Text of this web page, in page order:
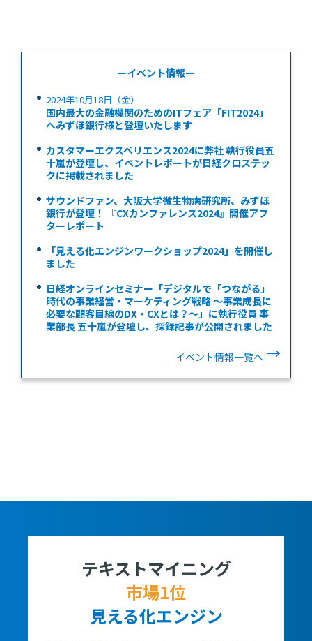
ーイベント情報ー
2024年10月18日（金）
国内最大の金融機関のためのITフェア「FIT2024」
へみずほ銀行様と登壇いたします
カスタマーエクスペリエンス2024に弊社 執行役員五
十嵐が登壇し、イベントレポートが日経クロステッ
クに掲載されました
サウンドファン、大阪大学微生物病研究所、みずほ
銀行が登壇！ 『CXカンファレンス2024』開催アフ
ターレポート
「見える化エンジンワークショップ2024」を開催し
ました
日経オンラインセミナー「デジタルで「つながる」
時代の事業経営・マーケティング戦略 ～事業成長に
必要な顧客目線のDX・CXとは？～」に執行役員 事
業部長 五十嵐が登壇し、採録記事が公開されました
イベント情報一覧へ
テキストマイニング
市場1位
見える化エンジン